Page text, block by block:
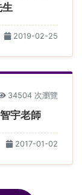
2019-02-25
34504 次瀏覽
宇老師
2017-01-02